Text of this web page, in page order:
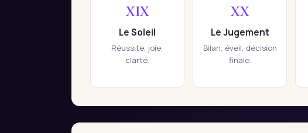
XIX
Le Soleil
Réussite, joie,
clarté.
XX
Le Jugement
Bilan, éveil, décision
finale.